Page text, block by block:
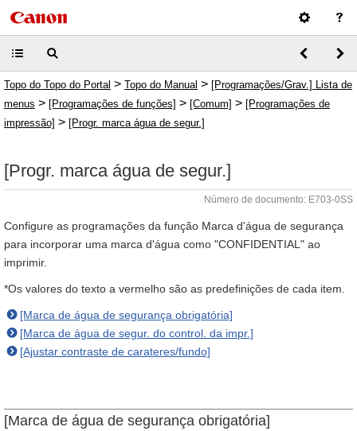
Topo do Topo do Portal > Topo do Manual > [Programações/Grav.] Lista de
menus > [Programações de funções] > [Comum] > [Programações de
impressão] > [Progr. marca água de segur.]
[Progr. marca água de segur.]
Número de documento: E703-0SS
Configure as programações da função Marca d'água de segurança
para incorporar uma marca d'água como "CONFIDENTIAL" ao
imprimir.
*Os valores do texto a vermelho são as predefinições de cada item.
[Marca de água de segurança obrigatória]
[Marca de água de segur. do control. da impr.]
[Ajustar contraste de carateres/fundo]
[Marca de água de segurança obrigatória]